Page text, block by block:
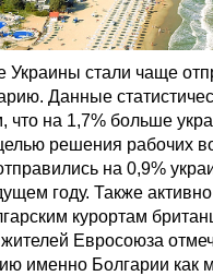
Украины стали чаще
Данные
что на 1,7% больше
решения рабочих
на 0,9%
году. Также
курортам
Евросоюза
именно Болгарии как